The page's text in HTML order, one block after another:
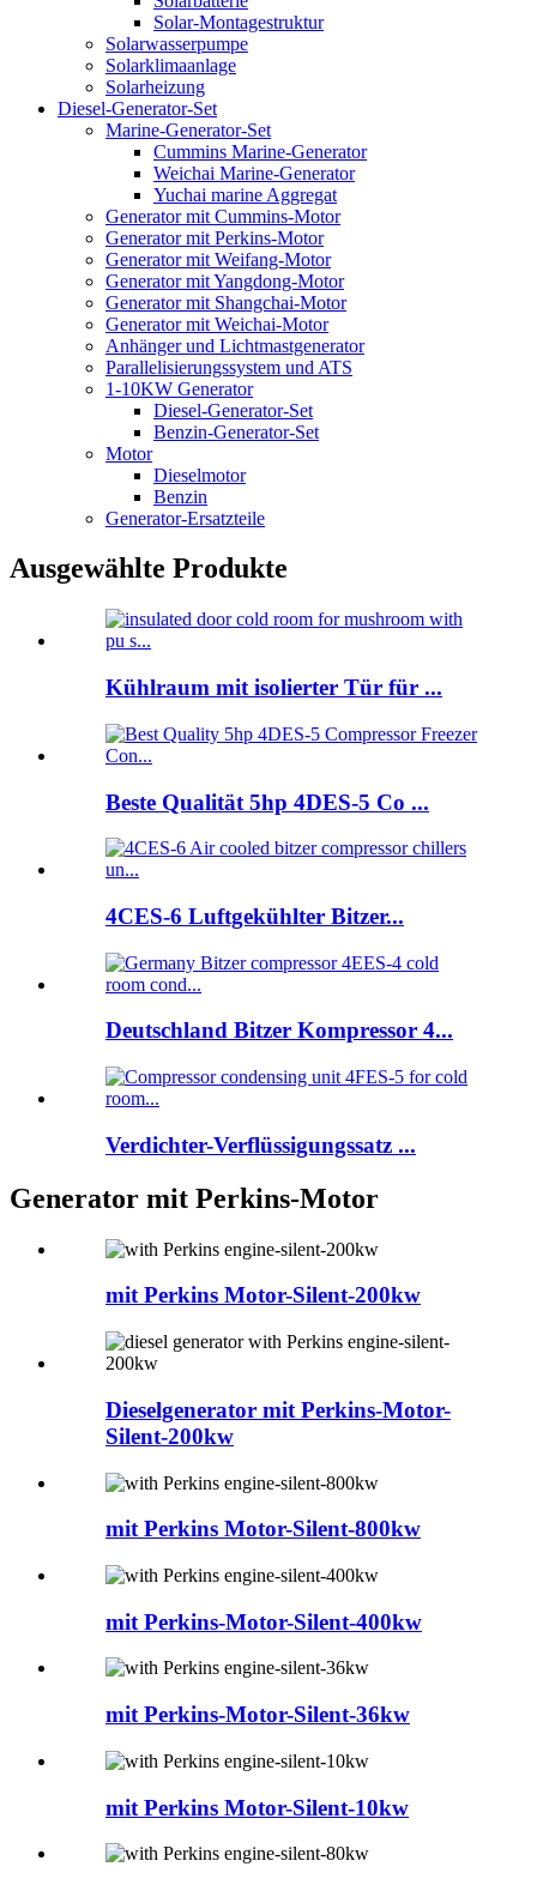
Solar-Montagestruktur
Solarwasserpumpe
Solarklimaanlage
Solarheizung
Diesel-Generator-Set
Marine-Generator-Set
Cummins Marine-Generator
Weichai Marine-Generator
Yuchai marine Aggregat
Generator mit Cummins-Motor
Generator mit Perkins-Motor
Generator mit Weifang-Motor
Generator mit Yangdong-Motor
Generator mit Shangchai-Motor
Generator mit Weichai-Motor
Anhänger und Lichtmastgenerator
Parallelisierungssystem und ATS
1-10KW Generator
Diesel-Generator-Set
Benzin-Generator-Set
Motor
Dieselmotor
Benzin
Generator-Ersatzteile
Ausgewählte Produkte
Kühlraum mit isolierter Tür für ...
Beste Qualität 5hp 4DES-5 Co ...
4CES-6 Luftgekühlter Bitzer...
Deutschland Bitzer Kompressor 4...
Verdichter-Verflüssigungssatz ...
Generator mit Perkins-Motor
mit Perkins Motor-Silent-200kw
Dieselgenerator mit Perkins-Motor-
Silent-200kw
mit Perkins Motor-Silent-800kw
mit Perkins-Motor-Silent-400kw
mit Perkins-Motor-Silent-36kw
mit Perkins Motor-Silent-10kw